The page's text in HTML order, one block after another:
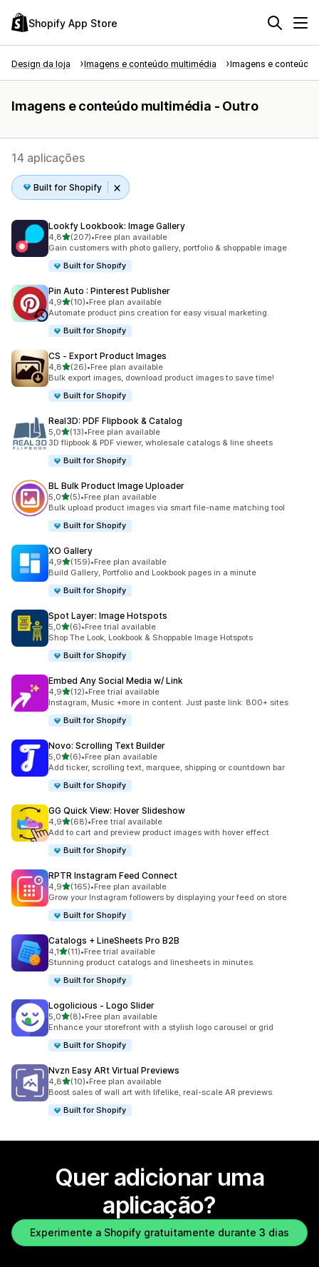
Shopify App Store
Design da loja Imagens e conteúdo multimédia Imagens e conteúdo
Imagens e conteúdo multimédia - Outro
14 aplicações
Built for Shopify
Lookfy Lookbook: Image Gallery
4,8de 5 estrelas
(207)
207 total de avaliações
•Free plan available
Gain customers with photo gallery, portfolio & shoppable image
Built for Shopify
Pin Auto : Pinterest Publisher
4,9de 5 estrelas
(10)
10 total de avaliações
•Free plan available
Automate product pins creation for easy visual marketing.
Built for Shopify
CS ‑ Export Product Images
4,8de 5 estrelas
(26)
26 total de avaliações
•Free plan available
Bulk export images, download product images to save time!
Built for Shopify
Real3D: PDF Flipbook & Catalog
5,0de 5 estrelas
(13)
13 total de avaliações
•Free plan available
3D flipbook & PDF viewer, wholesale catalogs & line sheets
Built for Shopify
BL Bulk Product Image Uploader
5,0de 5 estrelas
(5)
5 total de avaliações
•Free plan available
Bulk upload product images via smart file-name matching tool
Built for Shopify
XO Gallery
4,9de 5 estrelas
(159)
159 total de avaliações
•Free plan available
Build Gallery, Portfolio and Lookbook pages in a minute
Built for Shopify
Spot Layer: Image Hotspots
5,0de 5 estrelas
(6)
6 total de avaliações
•Free trial available
Shop The Look, Lookbook & Shoppable Image Hotspots
Built for Shopify
Embed Any Social Media w/ Link
4,9de 5 estrelas
(12)
12 total de avaliações
•Free trial available
Instagram, Music +more in content. Just paste link: 800+ sites
Built for Shopify
Novo: Scrolling Text Builder
5,0de 5 estrelas
(6)
6 total de avaliações
•Free plan available
Add ticker, scrolling text, marquee, shipping or countdown bar
Built for Shopify
GG Quick View: Hover Slideshow
4,9de 5 estrelas
(68)
68 total de avaliações
•Free trial available
Add to cart and preview product images with hover effect
Built for Shopify
RPTR Instagram Feed Connect
4,9de 5 estrelas
(165)
165 total de avaliações
•Free plan available
Grow your Instagram followers by displaying your feed on store
Built for Shopify
Catalogs + LineSheets Pro B2B
4,1de 5 estrelas
(11)
11 total de avaliações
•Free trial available
Stunning product catalogs and linesheets in minutes.
Built for Shopify
Logolicious ‑ Logo Slider
5,0de 5 estrelas
(8)
8 total de avaliações
•Free plan available
Enhance your storefront with a stylish logo carousel or grid
Built for Shopify
Nvzn Easy ARt Virtual Previews
4,8de 5 estrelas
(10)
10 total de avaliações
•Free plan available
Boost sales of wall art with lifelike, real-scale AR previews.
Built for Shopify
Quer adicionar uma
aplicação?
Experimente a Shopify gratuitamente durante 3 dias